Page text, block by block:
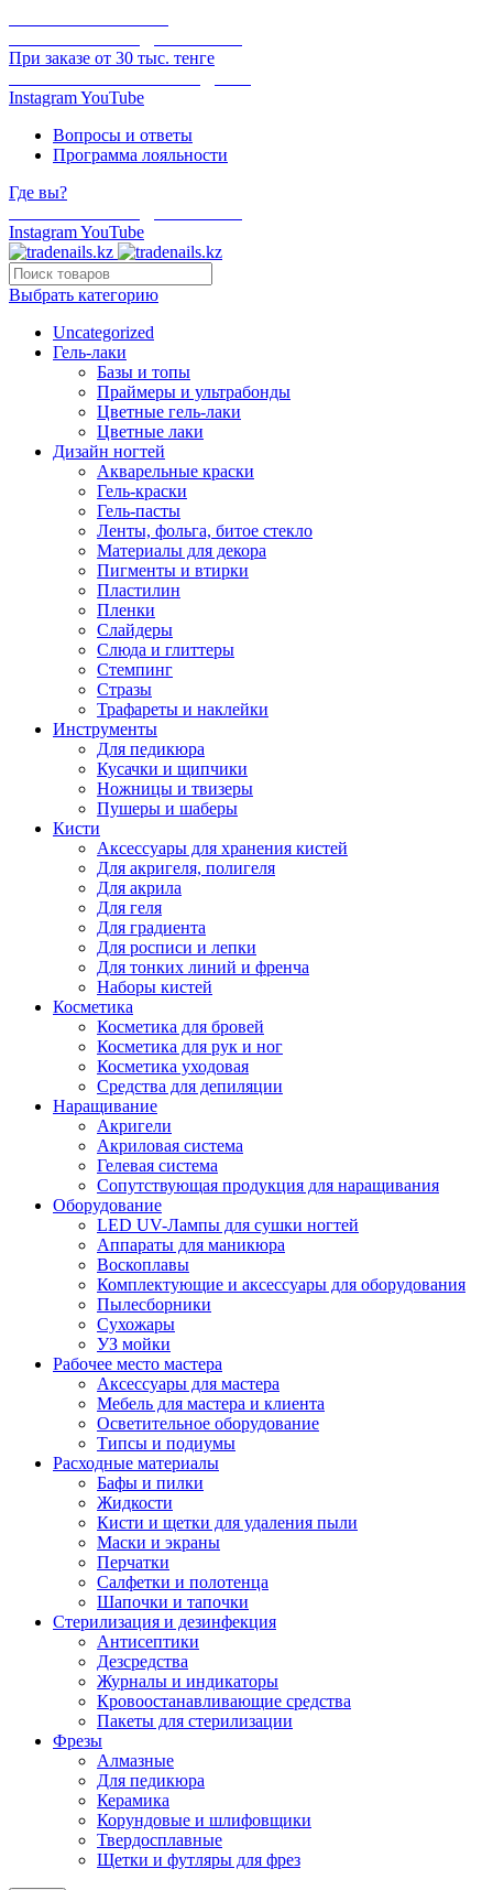
При заказе от 30 тыс. тенге
InstagramYouTube
Вопросы и ответы
Программа лояльности
Где вы?
InstagramYouTube
Выбрать категорию
Uncategorized
Гель-лаки
Базы и топы
Праймеры и ультрабонды
Цветные гель-лаки
Цветные лаки
Дизайн ногтей
Акварельные краски
Гель-краски
Гель-пасты
Ленты, фольга, битое стекло
Материалы для декора
Пигменты и втирки
Пластилин
Пленки
Слайдеры
Слюда и глиттеры
Стемпинг
Стразы
Трафареты и наклейки
Инструменты
Для педикюра
Кусачки и щипчики
Ножницы и твизеры
Пушеры и шаберы
Кисти
Аксессуары для хранения кистей
Для акригеля, полигеля
Для акрила
Для геля
Для градиента
Для росписи и лепки
Для тонких линий и френча
Наборы кистей
Косметика
Косметика для бровей
Косметика для рук и ног
Косметика уходовая
Средства для депиляции
Наращивание
Акригели
Акриловая система
Гелевая система
Сопутствующая продукция для наращивания
Оборудование
LED UV-Лампы для сушки ногтей
Аппараты для маникюра
Воскоплавы
Комплектующие и аксессуары для оборудования
Пылесборники
Сухожары
УЗ мойки
Рабочее место мастера
Аксессуары для мастера
Мебель для мастера и клиента
Осветительное оборудование
Типсы и подиумы
Расходные материалы
Бафы и пилки
Жидкости
Кисти и щетки для удаления пыли
Маски и экраны
Перчатки
Салфетки и полотенца
Шапочки и тапочки
Стерилизация и дезинфекция
Антисептики
Дезсредства
Журналы и индикаторы
Кровоостанавливающие средства
Пакеты для стерилизации
Фрезы
Алмазные
Для педикюра
Керамика
Корундовые и шлифовщики
Твердосплавные
Щетки и футляры для фрез